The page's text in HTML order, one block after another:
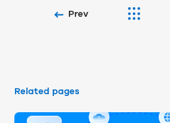
Prev
Related pages